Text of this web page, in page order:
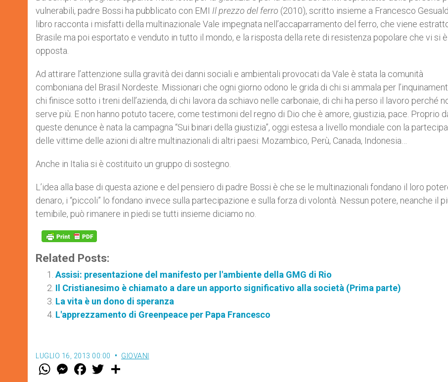
vulnerabili, padre Bossi ha pubblicato con EMI Il prezzo del ferro (2010), scritto insieme a Francesco
libro racconta i misfatti della multinazionale Vale impegnata nell’accaparramento del ferro, che viene
Brasile ma poi esportato e venduto in tutto il mondo, e la risposta della rete di resistenza popolare che vi si è
opposta.
Ad attirare l’attenzione sulla gravità dei danni sociali e ambientali provocati da Vale è stata la comunità
comboniana del Brasil Nordeste. Missionari che ogni giorno odono le grida di chi si ammala per
chi finisce sotto i treni dell’azienda, di chi lavora da schiavo nelle carbonaie, di chi ha perso il lavoro perché
serve più. E non hanno potuto tacere, come testimoni del regno di Dio che è amore, giustizia, pace. Proprio
queste denunce è nata la campagna “Sui binari della giustizia”, oggi estesa a livello mondiale con la
delle vittime delle azioni di altre multinazionali di altri paesi: Mozambico, Perù, Canada, Indonesia…
Anche in Italia si è costituito un gruppo di sostegno.
L’idea alla base di questa azione e del pensiero di padre Bossi è che se le multinazionali fondano il loro
denaro, i “piccoli” lo fondano invece sulla partecipazione e sulla forza di volontà. Nessun potere, neanche il
temibile, può rimanere in piedi se tutti insieme diciamo no.
Related Posts:
Assisi: presentazione del manifesto per l'ambiente della GMG di Rio
Il Cristianesimo è chiamato a dare un apporto significativo alla società (Prima parte)
La vita è un dono di speranza
L'apprezzamento di Greenpeace per Papa Francesco
LUGLIO 16, 2013 00:00 GIOVANI
W M
e
F
a w